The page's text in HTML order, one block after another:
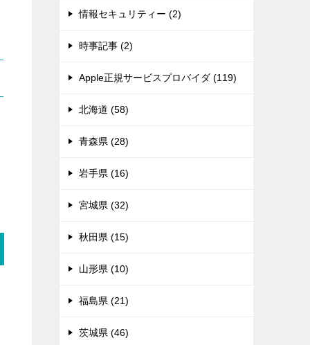
情報セキュリティー (2)
時事記事 (2)
Apple正規サービスプロバイダ (119)
北海道 (58)
青森県 (28)
岩手県 (16)
宮城県 (32)
秋田県 (15)
山形県 (10)
福島県 (21)
茨城県 (46)